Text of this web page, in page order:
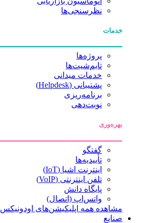
نظرسنجی‌ها
خدمات
پروژه‌ها
تایم‌شیت‌ها
خدمات میدانی
پشتیبانی (Helpdesk)
برنامه‌ریزی
نوبت‌دهی
بهره‌وری
گفتگو
تأییدیه‌ها
اینترنت اشیا (IoT)
تلفن اینترنتی (VoIP)
پایگاه دانش
واتس‌اپ (اتصال)
مشاهده همه اپلیکیشن‌های اودونیکس
صنایع